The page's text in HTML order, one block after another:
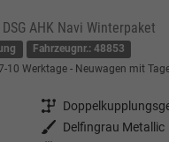
AHK Navi Winterpaket
Fahrzeugnr.: 48853
10 Werktage Neuwagen mit
Getriebe
Außenfarbe
Delfingrau Metallic